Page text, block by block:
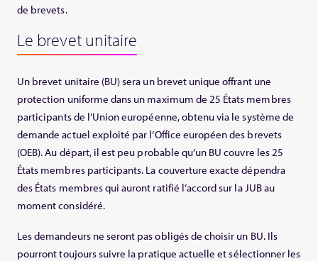
de brevets.
Le brevet unitaire
Un brevet unitaire (BU) sera un brevet unique offrant une
protection uniforme dans un maximum de 25 États membres
participants de l’Union européenne, obtenu via le système de
demande actuel exploité par l’Office européen des brevets
(OEB). Au départ, il est peu probable qu’un BU couvre les 25
États membres participants. La couverture exacte dépendra
des États membres qui auront ratifié l’accord sur la JUB au
moment considéré.
Les demandeurs ne seront pas obligés de choisir un BU. Ils
pourront toujours suivre la pratique actuelle et sélectionner les